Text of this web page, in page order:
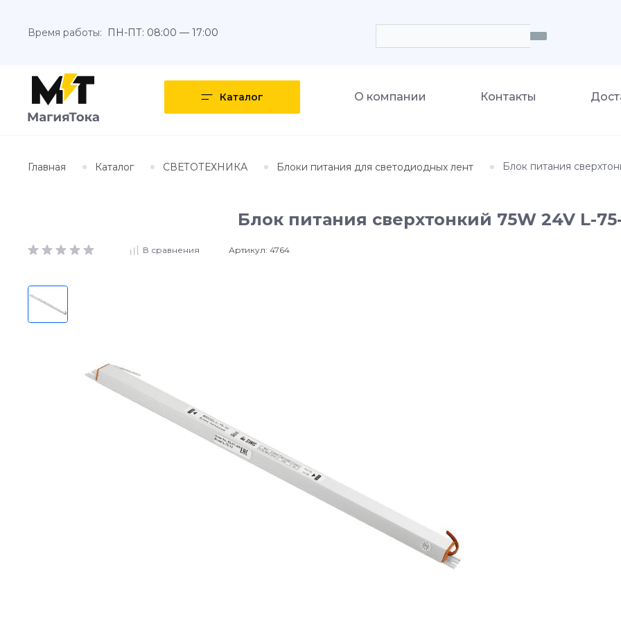
Время работы: ПН-ПТ: 08:00 — 17:00
Каталог О компании Контакты
Главная Каталог СВЕТОТЕХНИКА Блоки питания для светодиодных лент Блок питания
Блок питания сверхтонкий 75W 24V L-
В сравнения Артикул: 4764